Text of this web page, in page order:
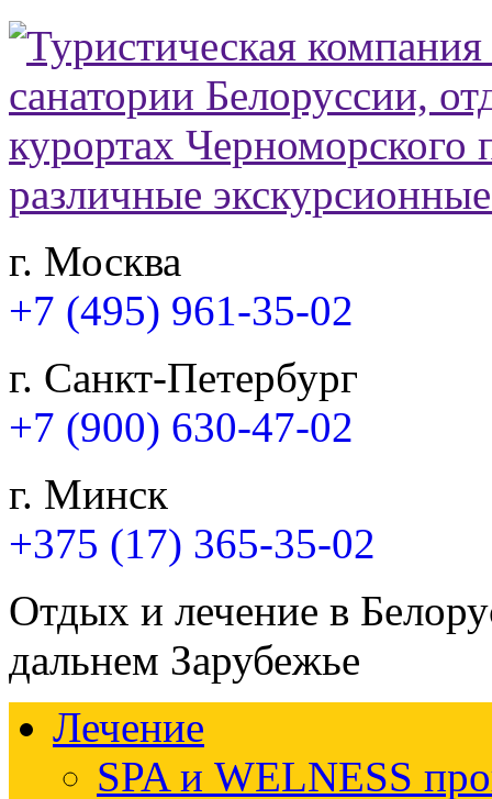
г. Москва
+7 (495) 961-35-02
г. Санкт-Петербург
+7 (900) 630-47-02
г. Минск
+375 (17) 365-35-02
Отдых и лечение в
дальнем Зарубежье
Лечение
SPA и WELNESS